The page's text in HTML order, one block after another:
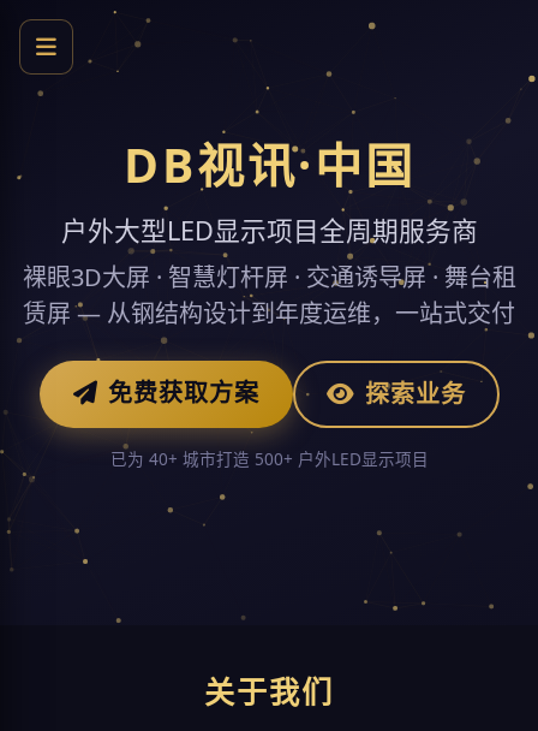
DB视讯·中国
户外大型LED显示项目全周期服务商
裸眼3D大屏 · 智慧灯杆屏 · 交通诱导屏 · 舞台租
赁屏 — 从钢结构设计到年度运维，一站式交付
免费获取方案 探索业务
已为 40+ 城市打造 500+ 户外LED显示项目
关于我们